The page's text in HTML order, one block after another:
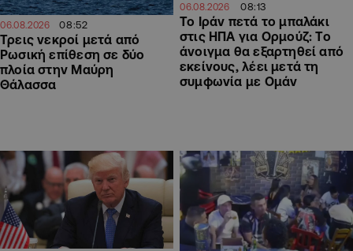
06.08.2026 08:52
Τρεις νεκροί μετά από
Ρωσική επίθεση σε δύο
πλοία στην Μαύρη
Θάλασσα
06.08.2026 08:13
Το Ιράν πετά το μπαλάκι
στις ΗΠΑ για Ορμούζ: Το
άνοιγμα θα εξαρτηθεί από
εκείνους, λέει μετά τη
συμφωνία με Ομάν